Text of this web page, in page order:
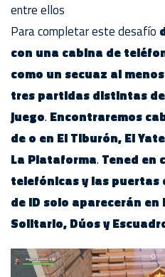
entre ellos
Para completar este desafío
con una cabina de
como un secuaz al
tres partidas distintas
juego. Encontraremos
de o en El Tiburón, El
La Plataforma. Tened en
telefónicas y las puertas
de ID solo aparecerán en
Solitario, Dúos y